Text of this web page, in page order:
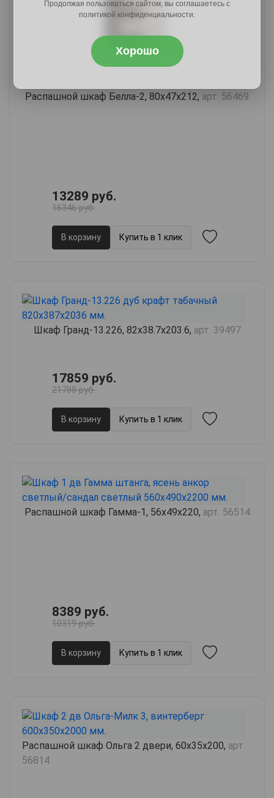
Распашной шкаф Белла-2, 80х47х212, арт. 56469
13289 руб.
16346 руб.
В корзину Купить в 1 клик
Шкаф Гранд-13.226, 82х38.7х203.6, арт. 39497
17859 руб.
21788 руб.
В корзину Купить в 1 клик
Распашной шкаф Гамма-1, 56х49х220, арт. 56514
8389 руб.
10319 руб.
В корзину Купить в 1 клик
Распашной шкаф Ольга 2 двери, 60х35х200, арт.
56814
Продолжая пользоваться сайтом, вы соглашаетесь с
политикой конфиденциальности.
Хорошо